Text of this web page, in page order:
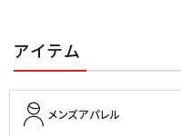
アイテム
メンズアパレル